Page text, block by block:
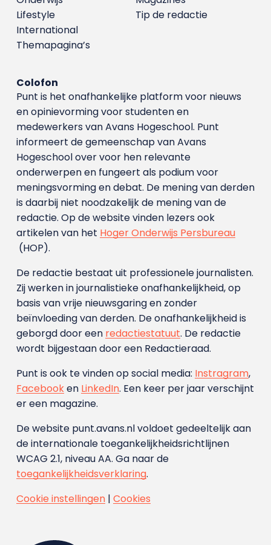
Tip de redactie
Lifestyle
International
Themapagina’s
Colofon
Punt is het onafhankelijke platform voor nieuws
en opinievorming voor studenten en
medewerkers van Avans Hoge­school. Punt
informeert de gemeenschap van Avans
Hogeschool over voor hen relevante
onderwerpen en fungeert als podium voor
meningsvorming en debat. De mening van derden
is daarbij niet noodzakelijk de mening van de
redactie. Op de website vinden lezers ook
artikelen van het Hoger Onderwijs Persbureau
(HOP).
De redactie bestaat uit professionele journalisten.
Zij werken in journalistieke onafhankelijkheid, op
basis van vrije nieuwsgaring en zonder
beïnvloeding van derden. De onafhankelijkheid is
geborgd door een redactiestatuut. De redactie
wordt bijgestaan door een Redactieraad.
Punt is ook te vinden op social media: Instragram,
Facebooken LinkedIn. Een keer per jaar verschijnt
er een magazine.
De website punt.avans.nl voldoet gedeeltelijk aan
de internationale toegankelijkheidsrichtlijnen
WCAG 2.1, niveau AA. Ga naar de
toegankelijkheidsverklaring.
Cookie instellingen| Cookies